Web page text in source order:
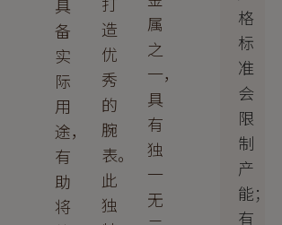
具
备
实
际
用
途，
有
助
将
造
优
秀
的
腕
表。
此
独
属
之
一，
具
有
独
一
无
格
标
准
会
限
制
产
能；
有